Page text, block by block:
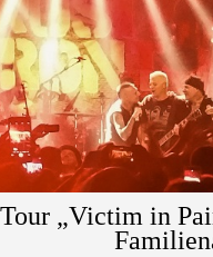
„Victim in